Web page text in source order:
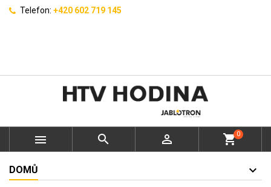
Telefon: +420 602 719 145
   shopping_cart0
DOMŮ